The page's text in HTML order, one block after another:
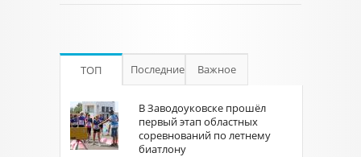
ТОП Последние Важное
В Заводоуковске прошёл
первый этап областных
соревнований по летнему
биатлону